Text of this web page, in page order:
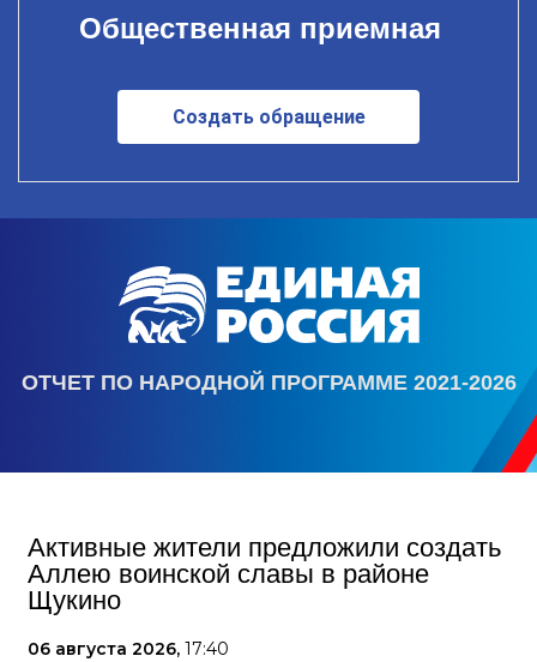
Общественная приемная
Создать обращение
ОТЧЕТ ПО НАРОДНОЙ ПРОГРАММЕ 2021-2026
Активные жители предложили создать
Аллею воинской славы в районе
Щукино
06 августа 2026, 17:40